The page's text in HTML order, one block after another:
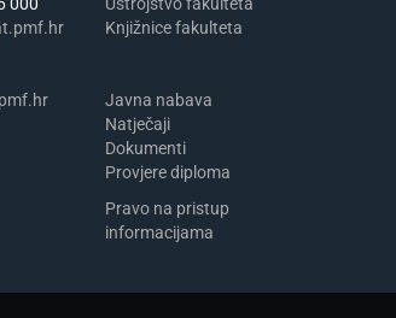
Knjižnice fakulteta
Javna nabava
Natječaji
Dokumenti
Provjere diploma
Pravo na pristup
informacijama